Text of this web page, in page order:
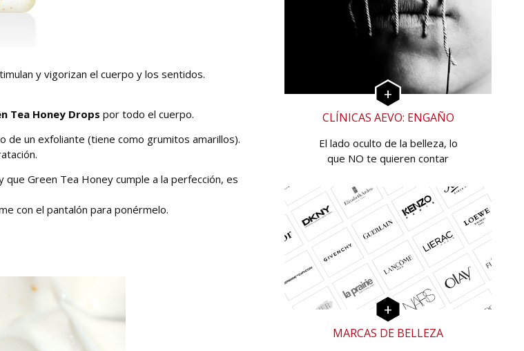
y vigorizan el cuerpo y los sentidos.
Tea Honey Drops por todo el cuerpo.
un exfoliante (tiene como grumitos amarillos).
Green Tea Honey cumple a la perfección, es
con el pantalón para ponérmelo.
CLÍNICAS AEVO: ENGAÑO
El lado oculto de la belleza, lo
que NO te quieren contar
MARCAS DE BELLEZA